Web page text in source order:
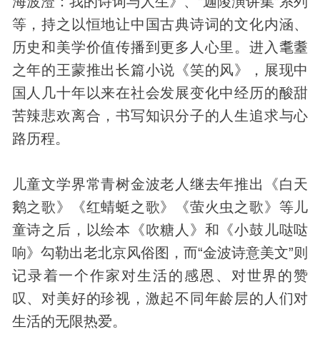
等，持之以恒地让中国古典诗词的文化内涵、
历史和美学价值传播到更多人心里。进入耄耋
之年的王蒙推出长篇小说《笑的风》，展现中
国人几十年以来在社会发展变化中经历的酸甜
苦辣悲欢离合，书写知识分子的人生追求与心
路历程。
儿童文学界常青树金波老人继去年推出《白天
鹅之歌》《红蜻蜓之歌》《萤火虫之歌》等儿
童诗之后，以绘本《吹糖人》和《小鼓儿哒哒
响》勾勒出老北京风俗图，而“金波诗意美文”则
记录着一个作家对生活的感恩、对世界的赞
叹、对美好的珍视，激起不同年龄层的人们对
生活的无限热爱。